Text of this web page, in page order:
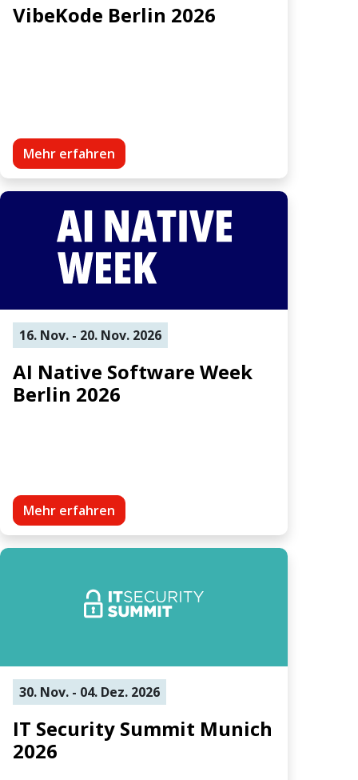
VibeKode Berlin 2026
Mehr erfahren
16. Nov. - 20. Nov. 2026
AI Native Software Week
Berlin 2026
Mehr erfahren
30. Nov. - 04. Dez. 2026
IT Security Summit Munich
2026